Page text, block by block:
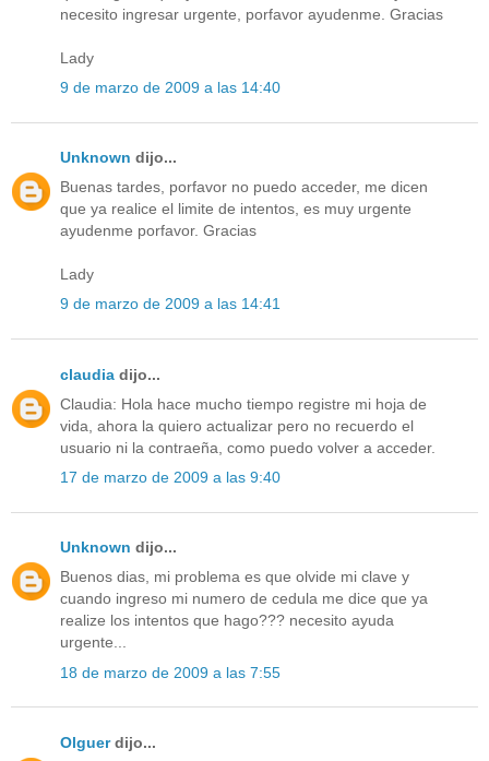
necesito ingresar urgente, porfavor ayudenme. Gracias
Lady
9 de marzo de 2009 a las 14:40
Unknown dijo...
Buenas tardes, porfavor no puedo acceder, me dicen
que ya realice el limite de intentos, es muy urgente
ayudenme porfavor. Gracias
Lady
9 de marzo de 2009 a las 14:41
claudia dijo...
Claudia: Hola hace mucho tiempo registre mi hoja de
vida, ahora la quiero actualizar pero no recuerdo el
usuario ni la contraeña, como puedo volver a acceder.
17 de marzo de 2009 a las 9:40
Unknown dijo...
Buenos dias, mi problema es que olvide mi clave y
cuando ingreso mi numero de cedula me dice que ya
realize los intentos que hago??? necesito ayuda
urgente...
18 de marzo de 2009 a las 7:55
Olguerdijo...